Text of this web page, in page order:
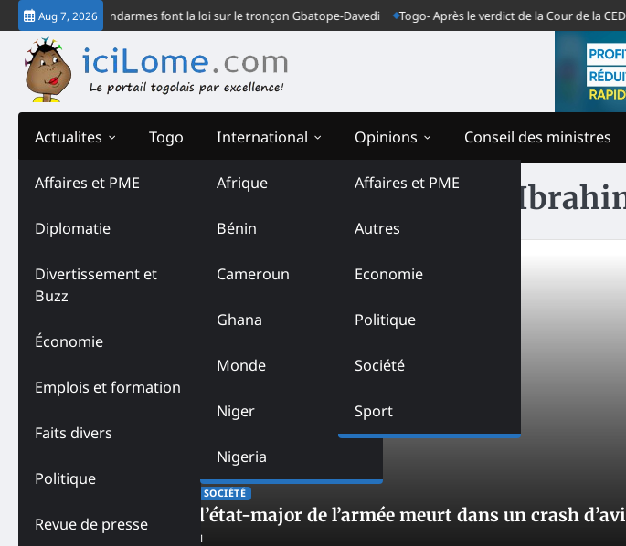
Skip
to
content
Aug 7, 2026
: Deux gendarmes font la loi sur le tronçon Gbatope-Davedi Togo- Après le verdict de la Cour de la
Actualites
Affaires et PME
Diplomatie
Divertissement et
Buzz
Économie
Emplois et formation
Faits divers
Politique
Revue de presse
Togo International
Afrique
Bénin
Cameroun
Ghana
Monde
Niger
Nigeria
Opinions
Affaires et PME
Autres
Economie
Politique
Société
Sport
Conseil des ministres
Tag:Mort du lieutenant-général
SOCIÉTÉ
Nigeria-Le chef d’état-major de l’armée meurt dans un crash
May 22, 2021